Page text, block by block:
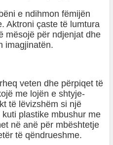
e ndihmon fëmijën
Aktroni çaste të lumtura
mësojë për ndjenjat dhe
imagjinatën.
veten dhe përpiqet të
me lojën e shtyje-
të lëvizshëm si një
plastike mbushur me
në anë për mbështetje
të qëndrueshme.